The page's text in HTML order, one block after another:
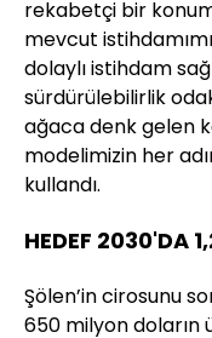
rekabetçi bir
mevcut
dolaylı istihdam
sürdürülebilirlik
ağaca denk gelen
modelimizin her
kullandı.
HEDEF 2030'DA
Şölen’in cirosunu
650 milyon doların